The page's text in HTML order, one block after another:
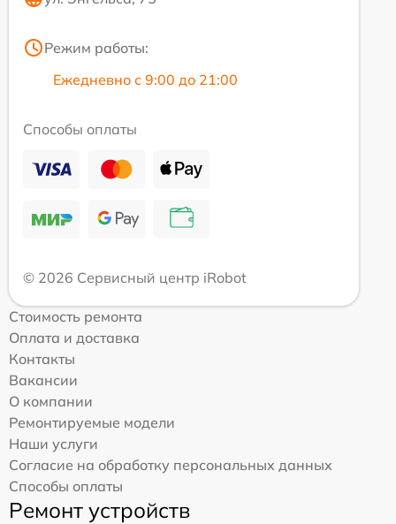
Режим работы:
Ежедневно с 9:00 до 21:00
Способы оплаты
© 2026 Сервисный центр iRobot
Стоимость ремонта
Оплата и доставка
Контакты
Вакансии
О компании
Ремонтируемые модели
Наши услуги
Согласие на обработку персональных данных
Способы оплаты
Ремонт устройств